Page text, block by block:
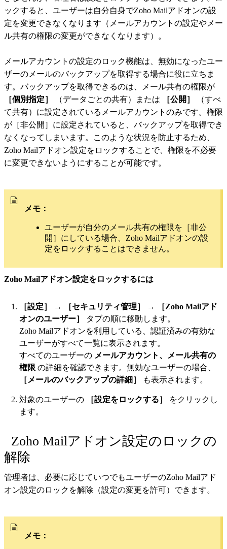
ックすると、ユーザーは自分自身でZoho Mailアドオンの設
定を変更できなくなります（メールアカウントの設定やメー
ル共有の権限の変更ができなくなります）。
メールアカウントの設定のロック機能は、無効になったユー
ザーのメールのバックアップを取得する場合に役に立ちま
す。バックアップを取得できるのは、メール共有の権限が
［個別指定］
（データごとの共有）または ［公開］
（すべ
て共有）に設定されているメールアカウントのみです。権限
が［非公開］に設定されていると、バックアップを取得でき
なくなってしまいます。このような状況を防止するため、
Zoho Mailアドオン設定をロックすることで、権限を不必要
に変更できないようにすることが可能です。
メモ：
ユーザーが自分のメール共有の権限を［非公
開］にしている場合、Zoho Mailアドオンの設
定をロックすることはできません。
Zoho Mailアドオン設定をロックするには
［設定］ → ［セキュリティ管理］ →
［Zoho Mailアド
オンのユーザー］
タブの順に移動します。
Zoho Mailアドオンを利用している、認証済みの有効な
ユーザーがすべて一覧に表示されます。
すべてのユーザーの メールアカウント、メール共有の
権限 の詳細を確認できます。無効なユーザーの場合、
［メールのバックアップの詳細］
も表示されます。
対象のユーザーの ［設定をロックする］
をクリックし
ます。
Zoho Mailアドオン設定のロックの
解除
管理者は、必要に応じていつでもユーザーのZoho Mailアド
オン設定のロックを解除（設定の変更を許可）できます。
メモ：